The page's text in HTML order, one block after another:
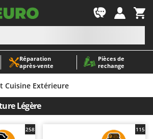
Réparation
après‑vente
Pièces de
rechange
tracteurs tondeuses autoportés
pour gazon
pommes de terre pour tracteur
Électriques
Cuisine Extérieure
Légère
258 115